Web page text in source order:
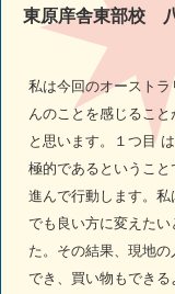
東原庠舎東部校
私は今回のオースト
んのことを感じるこ
と思います。１つ目
極的であるというこ
進んで行動します。
でも良い方に変えた
た。その結果、現地
でき、買い物もでき